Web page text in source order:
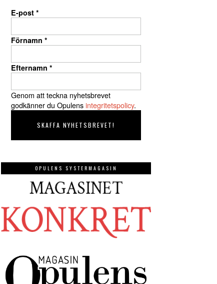
E-post *
Förnamn *
Efternamn *
Genom att teckna nyhetsbrevet
godkänner du Opulensintegritetspolicy.
OPULENS SYSTERMAGASIN